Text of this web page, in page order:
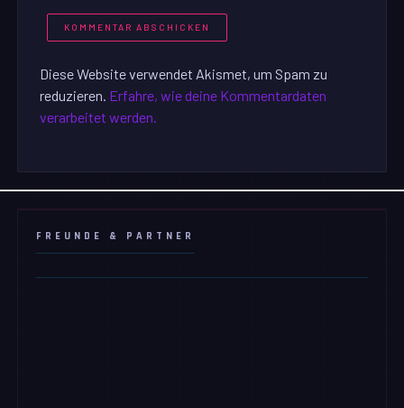
Diese Website verwendet Akismet, um Spam zu
reduzieren. Erfahre, wie deine Kommentardaten
verarbeitet werden.
FREUNDE & PARTNER